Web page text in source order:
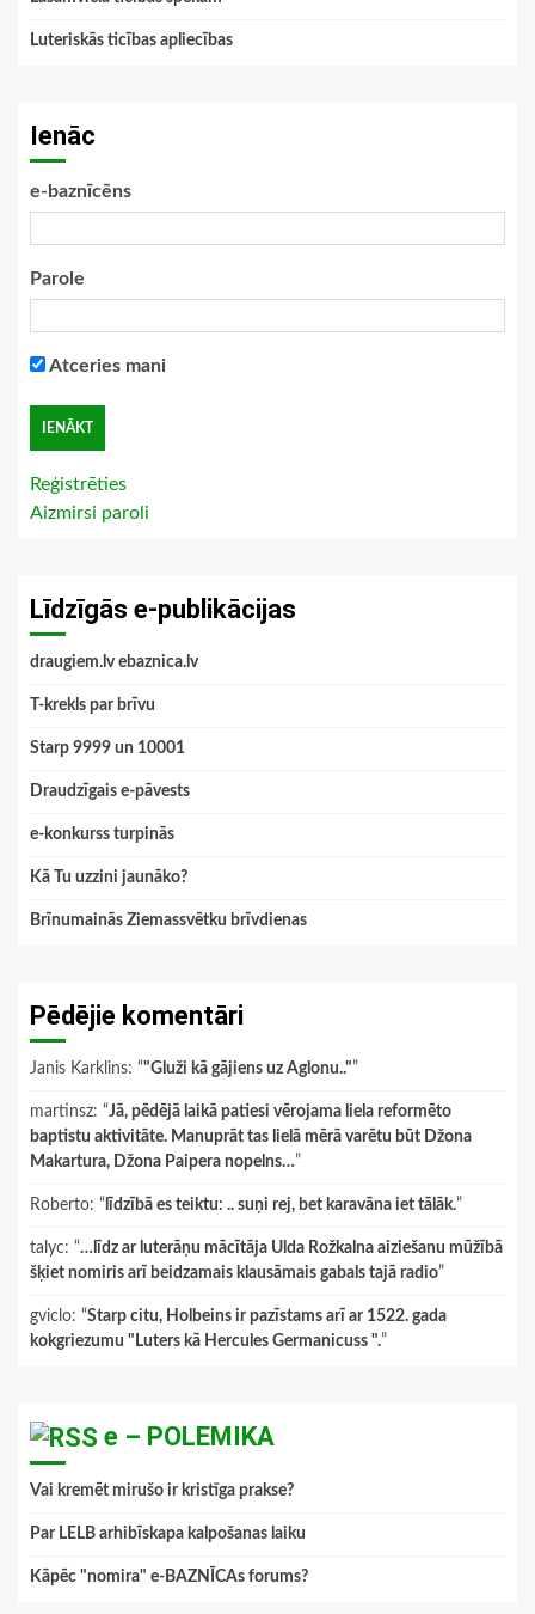
Luteriskās ticības apliecības
Ienāc
e-baznīcēns
Parole
Atceries mani
Reģistrēties
Aizmirsi paroli
Līdzīgās e-publikācijas
draugiem.lv ebaznica.lv
T-krekls par brīvu
Starp 9999 un 10001
Draudzīgais e-pāvests
e-konkurss turpinās
Kā Tu uzzini jaunāko?
Brīnumainās Ziemassvētku brīvdienas
Pēdējie komentāri
Janis Karklins: “"Gluži kā gājiens uz Aglonu.."”
martinsz: “Jā, pēdējā laikā patiesi vērojama liela reformēto
baptistu aktivitāte. Manuprāt tas lielā mērā varētu būt Džona
Makartura, Džona Paipera nopelns…”
Roberto: “ līdzībā es teiktu: .. suņi rej, bet karavāna iet tālāk.”
talyc: “…līdz ar luterāņu mācītāja Ulda Rožkalna aiziešanu mūžībā
šķiet nomiris arī beidzamais klausāmais gabals tajā radio”
gviclo: “Starp citu, Holbeins ir pazīstams arī ar 1522. gada
kokgriezumu "Luters kā Hercules Germanicuss ".”
e – POLEMIKA
Vai kremēt mirušo ir kristīga prakse?
Par LELB arhibīskapa kalpošanas laiku
Kāpēc "nomira" e-BAZNĪCAs forums?